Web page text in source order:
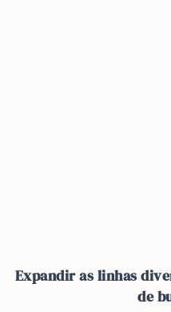
Expandir as linhas
de